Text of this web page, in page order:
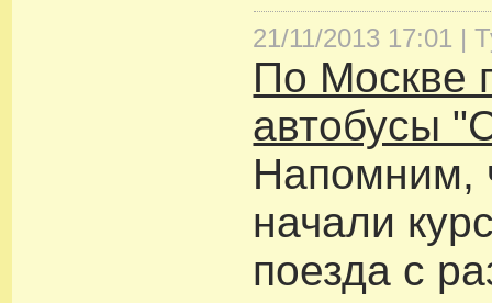
21/11/2013 17:01 |
По Москве
автобусы
Напомним,
начали
поезда с